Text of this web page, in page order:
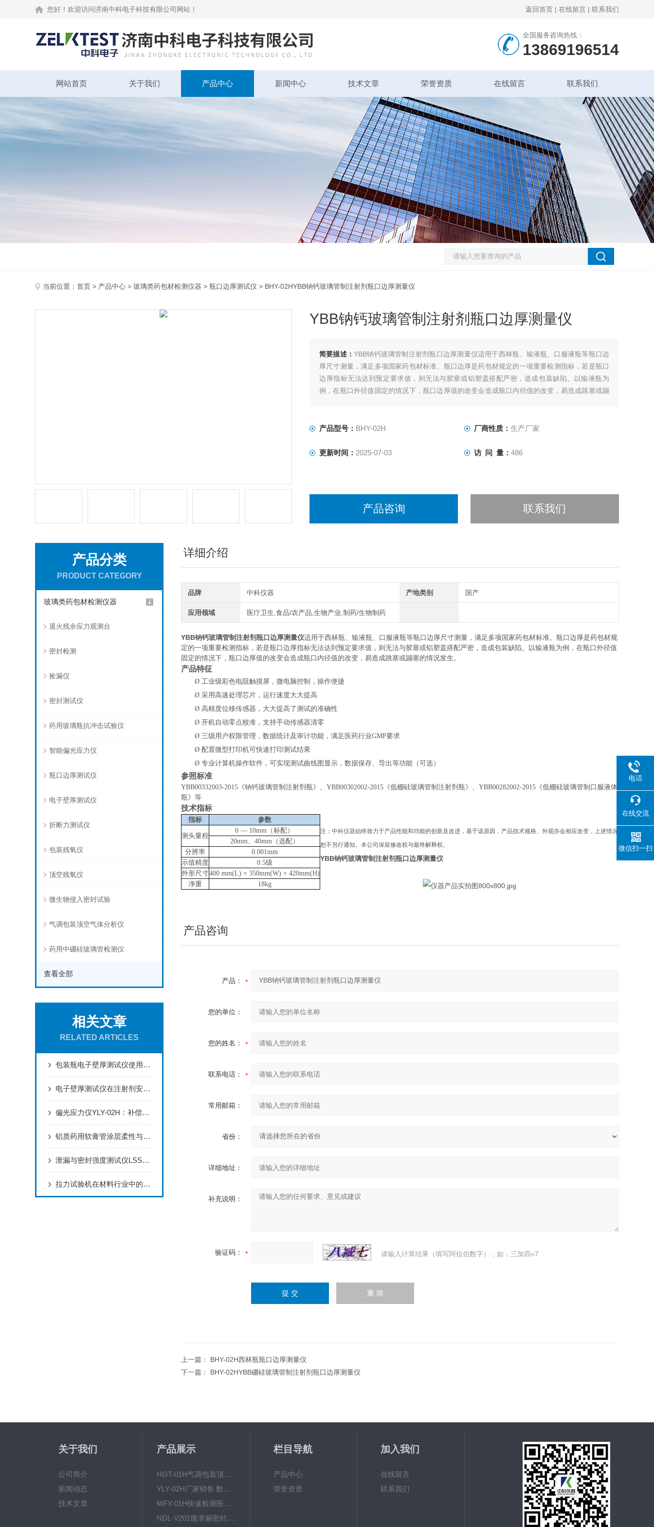
您好！欢迎访问济南中科电子科技有限公司网站！ 返回首页 | 在线留言 | 联系我们
全国服务咨询热线：
13869196514
网站首页 关于我们 产品中心 新闻中心 技术文章 荣誉资质 在线留言 联系我们
当前位置： 首页 > 产品中心 > 玻璃类药包材检测仪器 > 瓶口边厚测试仪 > BHY-02HYBB钠钙玻璃管制注射剂瓶口边厚测量仪
YBB钠钙玻璃管制注射剂瓶口边厚测量仪
简要描述：YBB钠钙玻璃管制注射剂瓶口边厚测量仪适用于西林瓶、输液瓶、口服液瓶等瓶口边
厚尺寸测量，满足多项国家药包材标准。瓶口边厚是药包材规定的一项重要检测指标，若是瓶口
边厚指标无法达到预定要求值，则无法与胶塞或铝塑盖搭配严密，造成包装缺陷。以输液瓶为
例，在瓶口外径值固定的情况下，瓶口边厚值的改变会造成瓶口内径值的改变，易造成跳塞或蹦
产品型号： BHY-02H 厂商性质： 生产厂家
更新时间： 2025-07-03 访 问 量： 486
产品咨询 联系我们
产品分类
PRODUCT CATEGORY
玻璃类药包材检测仪器
退火残余应力观测台
密封检测
捡漏仪
密封测试仪
药用玻璃瓶抗冲击试验仪
智能偏光应力仪
瓶口边厚测试仪
电子壁厚测试仪
折断力测试仪
包装残氧仪
顶空残氧仪
微生物侵入密封试验
气调包装顶空气体分析仪
药用中硼硅玻璃管检测仪
查看全部
相关文章
RELATED ARTICLES
包装瓶电子壁厚测试仪使用流程及注意事项介绍
电子壁厚测试仪在注射剂安瓿瓶生产在线抽检应用方案
偏光应力仪YLY-02H：补偿法与比色法集成下的应力检测方案
铝质药用软膏管涂层柔性与黏附力检测解决方案
泄漏与密封强度测试仪LSSD-01H：软包装密封性量化检测的专业选择
拉力试验机在材料行业中的应用
详细介绍
品牌 中科仪器 产地类别 国产
应用领域 医疗卫生,食品/农产品,生物产业,制药/生物制药
YBB钠钙玻璃管制注射剂瓶口边厚测量仪适用于西林瓶、输液瓶、口服液瓶等瓶口边厚尺寸测量，满足多项国家药包材标准。瓶口边厚是药包材规
定的一项重要检测指标，若是瓶口边厚指标无法达到预定要求值，则无法与胶塞或铝塑盖搭配严密，造成包装缺陷。以输液瓶为例，在瓶口外径值
固定的情况下，瓶口边厚值的改变会造成瓶口内径值的改变，易造成跳塞或蹦塞的情况发生。
产品特征
Ø 工业级彩色电阻触摸屏，微电脑控制，操作便捷
Ø 采用高速处理芯片，运行速度大大提高
Ø 高精度位移传感器，大大提高了测试的准确性
Ø 开机自动零点校准，支持手动传感器清零
Ø 三级用户权限管理，数据统计及审计功能，满足医药行业GMP要求
Ø 配置微型打印机可快速打印测试结果
Ø 专业计算机操作软件，可实现测试曲线图显示，数据保存、导出等功能（可选）
参照标准
YBB00332003-2015《钠钙玻璃管制注射剂瓶》、YBB00302002-2015《低棚硅玻璃管制注射剂瓶》、YBB00282002-2015《低棚硅玻璃管制口服液体
瓶》等
技术指标
指标 参数
测头量程
0 — 10mm（标配）
20mm、40mm（选配）
分辨率
0.001mm
示值精度
0.5级
外形尺寸400 mm(L) × 350mm(W) × 420mm(H)
净重
18kg
注： 中科仪器始终致力于产品性能和功能的创新及改进，基于该原因，产品技术规格、外观亦会相应改变，上述情况
恕不另行通知。本公司保留修改权与最终解释权。
YBB钠钙玻璃管制注射剂瓶口边厚测量仪
产品咨询
产品：
您的单位：
您的姓名：
联系电话：
常用邮箱：
省份：
详细地址：
补充说明：
验证码： 请输入计算结果（填写阿拉伯数字），如：三加四=7
上一篇： BHY-02H西林瓶瓶口边厚测量仪
下一篇： BHY-02HYBB硼硅玻璃管制注射剂瓶口边厚测量仪
关于我们
公司简介
新闻动态
技术文章
产品展示
HGT-01H气调包装顶空气体分析仪
YLY-02H厂家销售 数显屏偏光应力仪
MFY-01H快速检测‌医药玻璃容器密封试验仪支持定制
NDL-V201微泄漏密封仪/软包装件密封试验仪
栏目导航
产品中心
荣誉资质
加入我们
在线留言
联系我们
电话
在线交流
微信扫一扫